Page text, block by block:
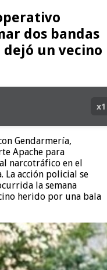
dos bandas
un vecino
x1
Gendarmería,
Apache para
narcotráfico en el
La acción policial se
la semana
herido por una bala